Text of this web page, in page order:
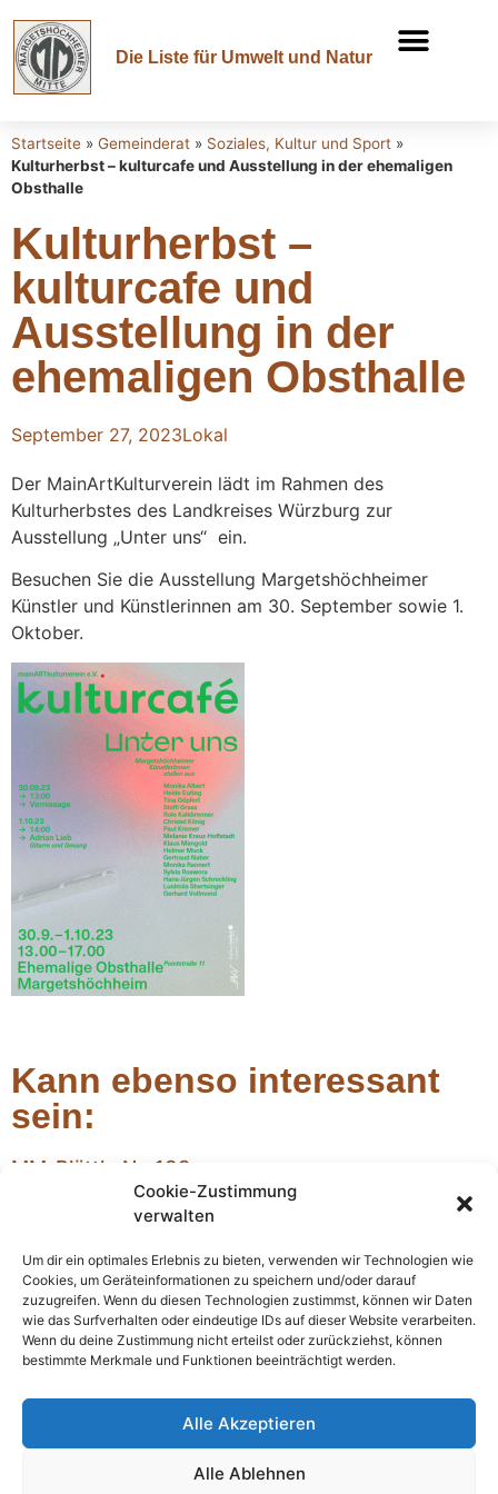
Cookie-Zustimmung
verwalten
Um dir ein optimales Erlebnis zu bieten, verwenden wir Technologien wie
Cookies, um Geräteinformationen zu speichern und/oder darauf
zuzugreifen. Wenn du diesen Technologien zustimmst, können wir Daten
wie das Surfverhalten oder eindeutige IDs auf dieser Website verarbeiten.
Wenn du deine Zustimmung nicht erteilst oder zurückziehst, können
bestimmte Merkmale und Funktionen beeinträchtigt werden.
Alle Akzeptieren
Alle Ablehnen
Die Liste für Umwelt und Natur
Startseite » Gemeinderat » Soziales, Kultur und Sport »
Kulturherbst – kulturcafe und Ausstellung in der ehemaligen
Obsthalle
Kulturherbst –
kulturcafe und
Ausstellung in der
ehemaligen Obsthalle
September 27, 2023Lokal
Der MainArtKulturverein lädt im Rahmen des
Kulturherbstes des Landkreises Würzburg zur
Ausstellung „Unter uns“ ein.
Besuchen Sie die Ausstellung Margetshöchheimer
Künstler und Künstlerinnen am 30. September sowie 1.
Oktober.
Kann ebenso interessant
sein:
MM-Blättle Nr. 138
MM Blättle Nr. 138
Weihnachtsrede der MM im Gemeinderat – im
Wiederum neigt sich ein Jahr dem Ende zu, wiederum voller
einschneidender Ereignisse im Großen wie im Kleinen. Gehen wir
also zunächst vom Großen zum Kleinen.
Bericht vom 17. Repair-Café
großer Beliebtheit und zog diesmal Besucher aus acht
verschiedenen Gemeinden an. Bei der letzten Veranstaltung am
29. März